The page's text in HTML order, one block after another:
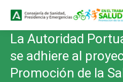
La Autoridad
se adhiere al
Promoción de la